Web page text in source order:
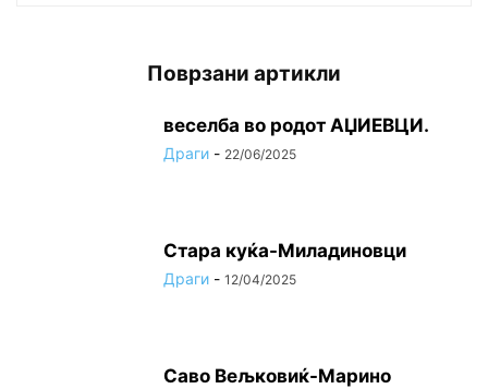
Поврзани артикли
веселба во родот АЏИЕВЦИ.
Драги - 22/06/2025
Стара куќа-Миладиновци
Драги - 12/04/2025
Саво Вељковиќ-Марино